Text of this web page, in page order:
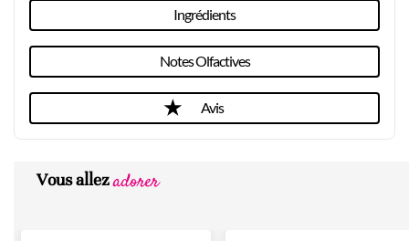
Ingrédients
Notes Olfactives
Avis
Vous allezadorer